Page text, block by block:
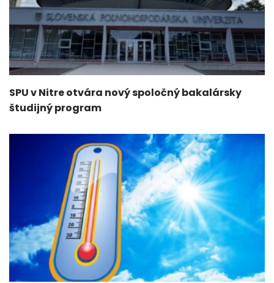
SPU v Nitre otvára nový spoločný bakalársky
študijný program